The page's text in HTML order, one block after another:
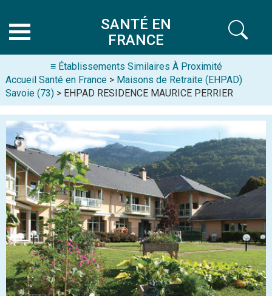
SANTÉ EN
FRANCE
≡ Établissements Similaires À Proximité
Accueil Santé en France > Maisons de Retraite (EHPAD)
Savoie (73) > EHPAD RESIDENCE MAURICE PERRIER